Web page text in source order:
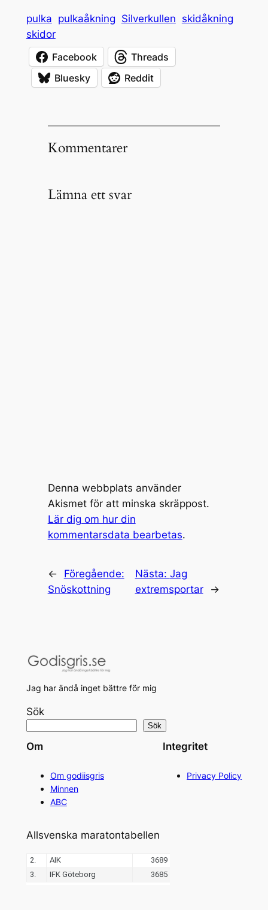
pulka pulkaåkning Silverkullen skidåkning
skidor
Facebook
Threads
Bluesky
Reddit
Kommentarer
Lämna ett svar
Denna webbplats använder
Akismet för att minska skräppost.
Lär dig om hur din
kommentarsdata bearbetas.
←
Föregående:
Snöskottning
Nästa: Jag
extremsportar
→
Jag har ändå inget bättre för mig
Sök
Sök
Om
Om godiisgris
Minnen
ABC
Integritet
Privacy Policy
Allsvenska maratontabellen